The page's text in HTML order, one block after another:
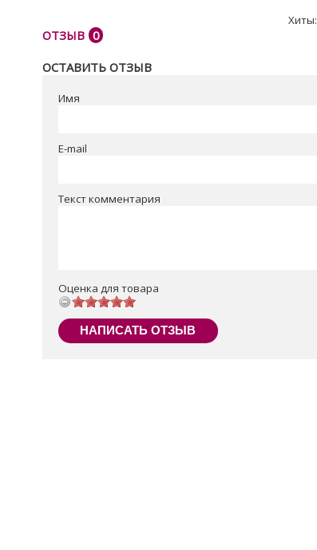
Хиты:
ОТЗЫВ 0
ОСТАВИТЬ ОТЗЫВ
Имя
E-mail
Текст комментария
Оценка для товара
НАПИСАТЬ ОТЗЫВ